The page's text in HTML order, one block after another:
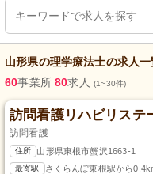
山形県の理学療法士の求人一
60事業所 80求人 (1~30件)
訪問看護リハビリステ
訪問看護
住所 山形県東根市蟹沢1663-1
最寄駅 さくらんぼ東根駅から